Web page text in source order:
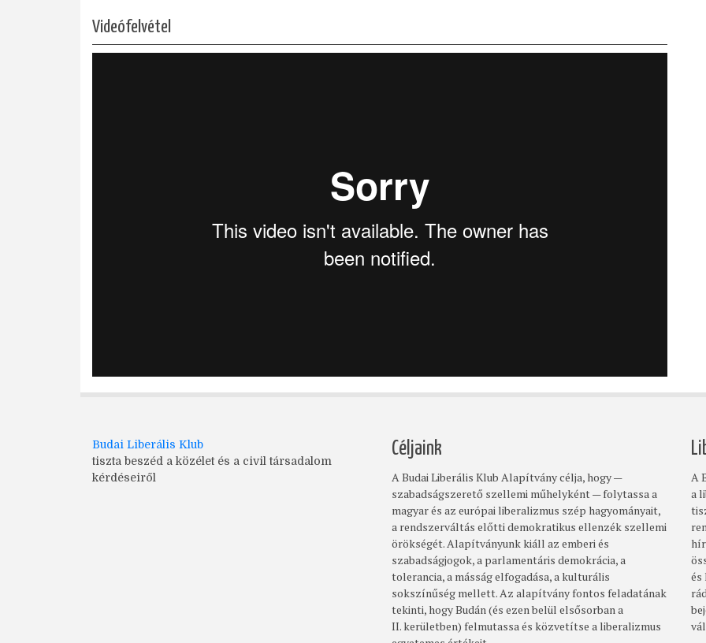
Videófelvétel
Budai Liberális Klub
tiszta beszéd a közélet és a civil társadalom
kérdéseiről
Céljaink
A Budai Liberális Klub Alapítvány célja, hogy —
szabadságszerető szellemi műhelyként — folytassa a
magyar és az európai liberalizmus szép hagyományait,
a rendszerváltás előtti demokratikus ellenzék szellemi
örökségét. Alapítványunk kiáll az emberi és
szabadságjogok, a parlamentáris demokrácia, a
tolerancia, a másság elfogadása, a kulturális
sokszínűség mellett. Az alapítvány fontos feladatának
tekinti, hogy Budán (és ezen belül elsősorban a
II. kerületben) felmutassa és közvetítse a liberalizmus
A
a
és